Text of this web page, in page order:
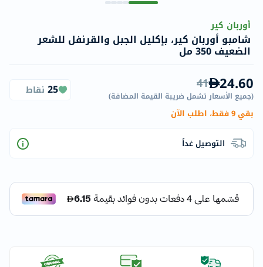
أوربان كير
شامبو أوربان كير، بإكليل الجبل والقرنفل للشعر
الضعيف 350 مل
24.60
41
(جميع الأسعار تشمل ضريبة القيمة المضافة)
25 نقاط
بقي 9 فقط، اطلب الآن
التوصيل غداً